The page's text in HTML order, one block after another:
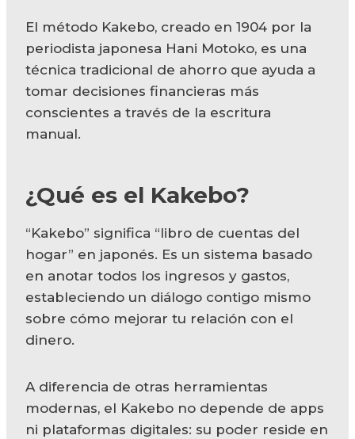
El método Kakebo, creado en 1904 por la
periodista japonesa Hani Motoko, es una
técnica tradicional de ahorro que ayuda a
tomar decisiones financieras más
conscientes a través de la escritura
manual.
¿Qué es el Kakebo?
“Kakebo” significa “libro de cuentas del
hogar” en japonés. Es un sistema basado
en anotar todos los ingresos y gastos,
estableciendo un diálogo contigo mismo
sobre cómo mejorar tu relación con el
dinero.
A diferencia de otras herramientas
modernas, el Kakebo no depende de apps
ni plataformas digitales: su poder reside en